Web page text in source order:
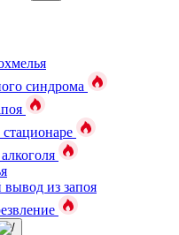
синдрома
из запоя